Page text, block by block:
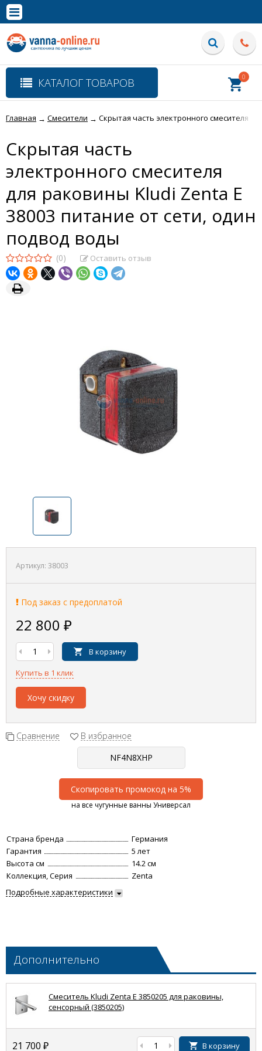
Полная версия сайта
КАТАЛОГ ТОВАРОВ 0
Главная → Смесители → Скрытая часть электронного смесителя
Скрытая часть
электронного смесителя
для раковины Kludi Zenta E
38003 питание от сети, один
подвод воды
(0) Оставить отзыв
Артикул: 38003
Под заказ с предоплатой
22 800 ₽
В корзину
Купить в 1 клик
Хочу скидку
Сравнение В избранное
Скопировать промокод на 5%
на все чугунные ванны Универсал
Страна бренда
Германия
Гарантия
5 лет
Высота см
14.2 см
Коллекция, Серия
Zenta
Подробные характеристики
Дополнительно
Смеситель Kludi Zenta E 3850205 для раковины,
сенсорный (3850205)
21 700 ₽ В корзину